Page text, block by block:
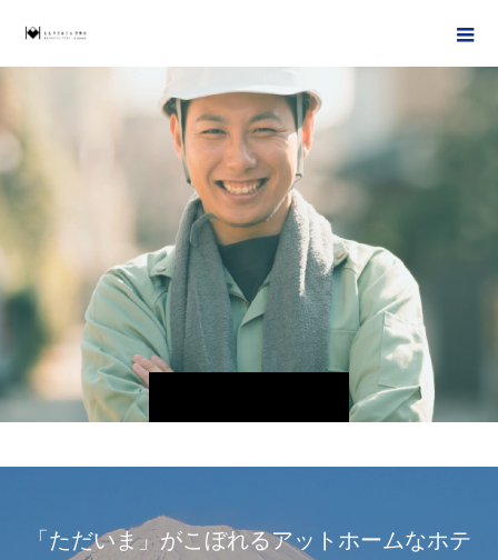
「ただいま」がこぼれるアットホームなホテ